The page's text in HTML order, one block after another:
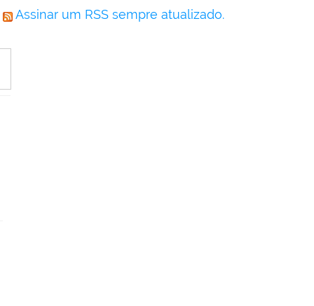
Assinar um RSS sempre atualizado.